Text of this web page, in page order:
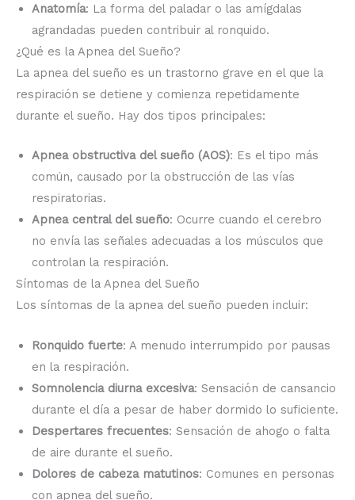
Anatomía: La forma del paladar o las amígdalas
agrandadas pueden contribuir al ronquido.
¿Qué es la Apnea del Sueño?
La apnea del sueño es un trastorno grave en el que la
respiración se detiene y comienza repetidamente
durante el sueño. Hay dos tipos principales:
Apnea obstructiva del sueño (AOS): Es el tipo más
común, causado por la obstrucción de las vías
respiratorias.
Apnea central del sueño: Ocurre cuando el cerebro
no envía las señales adecuadas a los músculos que
controlan la respiración.
Síntomas de la Apnea del Sueño
Los síntomas de la apnea del sueño pueden incluir:
Ronquido fuerte: A menudo interrumpido por pausas
en la respiración.
Somnolencia diurna excesiva: Sensación de cansancio
durante el día a pesar de haber dormido lo suficiente.
Despertares frecuentes: Sensación de ahogo o falta
de aire durante el sueño.
Dolores de cabeza matutinos: Comunes en personas
con apnea del sueño.